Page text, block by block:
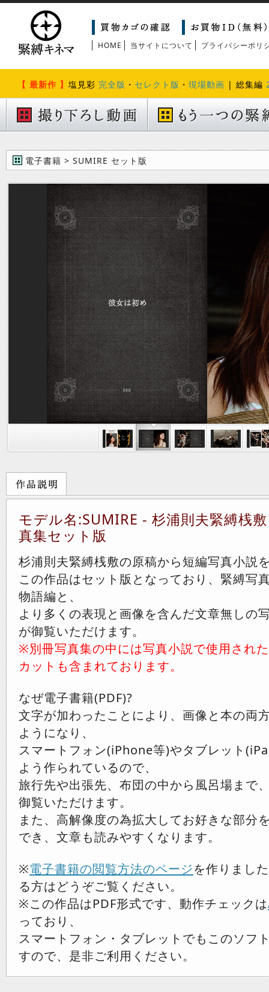
HOME 当サイトについて プライバシーポリ
【 最新作 】 塩見彩 完全版 ・ セレクト版 ・ 現場動画 | 総集編
電子書籍 > SUMIRE セット版
モデル名:SUMIRE - 杉浦則夫緊縛桟
真集セット版
杉浦則夫緊縛桟敷の原稿から短編写真小説
この作品はセット版となっており、緊縛写
物語編と、
より多くの表現と画像を含んだ文章無しの
が御覧いただけます。
※別冊写真集の中には写真小説で使用され
カットも含まれております。
なぜ電子書籍(PDF)?
文字が加わったことにより、画像と本の両
ようになり、
スマートフォン(iPhone等)やタブレット
よう作られているので、
旅行先や出張先、布団の中から風呂場まで
御覧いただけます。
また、高解像度の為拡大してお好きな部分
でき、文章も読みやすくなります。
※電子書籍の閲覧方法のページを作りまし
る方はどうぞご覧ください。
※この作品はPDF形式です、動作チェックは
っており、
スマートフォン・タブレットでもこのソフ
すので、是非ご利用ください。